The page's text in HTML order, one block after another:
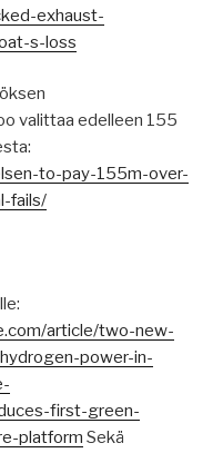
exhaust-
s-loss
valittaa edelleen 155
to-pay-155m-over-
fails/
article/two-new-
power-in-
first-green-
platform Sekä